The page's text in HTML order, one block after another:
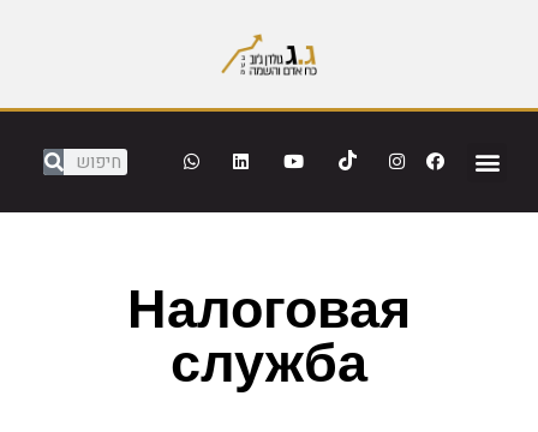
Налоговая
служба